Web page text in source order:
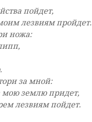
пойдет,
лезвиям пройдет.
ножа:
за мной:
мою землю придет,
лезвиям пойдет.